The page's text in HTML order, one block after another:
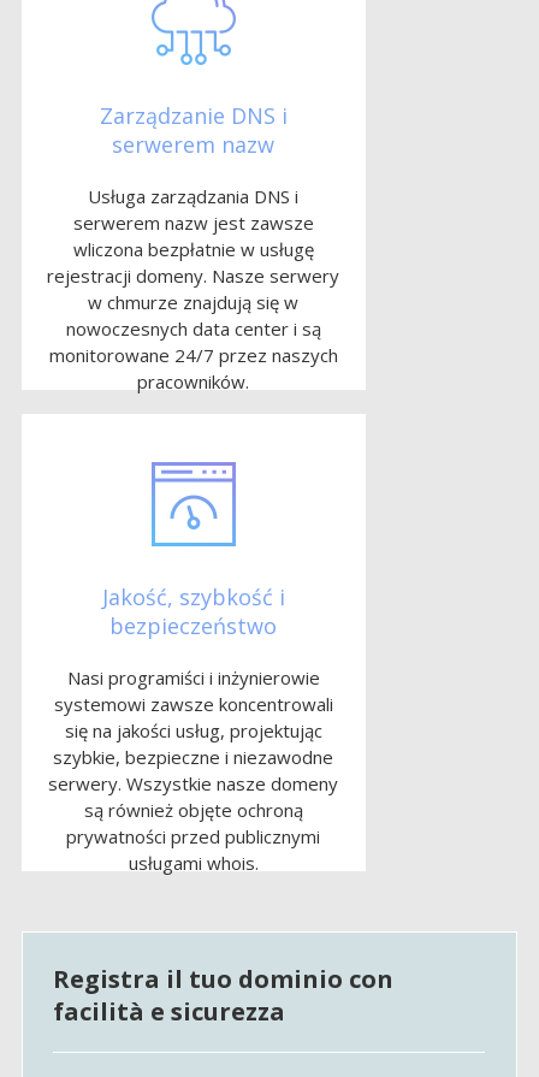
Zarządzanie DNS i
serwerem nazw
Usługa zarządzania DNS i
serwerem nazw jest zawsze
wliczona bezpłatnie w usługę
rejestracji domeny. Nasze serwery
w chmurze znajdują się w
nowoczesnych data center i są
monitorowane 24/7 przez naszych
pracowników.
Jakość, szybkość i
bezpieczeństwo
Nasi programiści i inżynierowie
systemowi zawsze koncentrowali
się na jakości usług, projektując
szybkie, bezpieczne i niezawodne
serwery. Wszystkie nasze domeny
są również objęte ochroną
prywatności przed publicznymi
usługami whois.
Registra il tuo dominio con
facilità e sicurezza